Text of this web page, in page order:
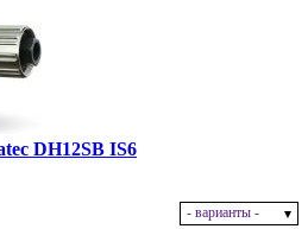
DH12SB IS6
- варианты -